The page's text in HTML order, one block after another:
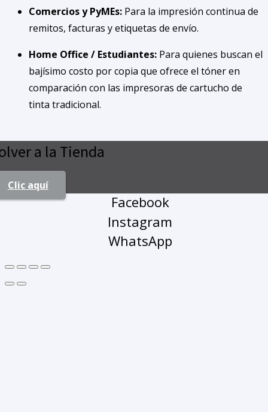
Comercios y PyMEs: Para la impresión continua de
remitos, facturas y etiquetas de envío.
Home Office / Estudiantes: Para quienes buscan el
bajísimo costo por copia que ofrece el tóner en
comparación con las impresoras de cartucho de
tinta tradicional.
a la Tienda
Clic aquí
Facebook
Instagram
WhatsApp